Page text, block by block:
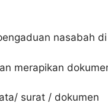
nasabah
merapikan
surat / dokumen